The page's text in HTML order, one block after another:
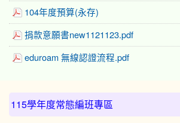
104年度預算(永存)
捐款意願書new1121123.pdf
eduroam 無線認證流程.pdf
115學年度常態編班專區